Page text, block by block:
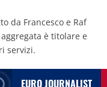
da Francesco e Raf
è titolare e
servizi.
EURO JOURNALIST